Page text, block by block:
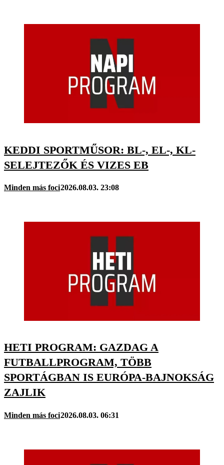
KEDDI SPORTMŰSOR: BL-, EL-, KL-
SELEJTEZŐK ÉS VIZES EB
Minden más foci2026.08.03. 23:08
HETI PROGRAM: GAZDAG A
FUTBALLPROGRAM, TÖBB
SPORTÁGBAN IS EURÓPA-BAJNOKSÁG
ZAJLIK
Minden más foci2026.08.03. 06:31